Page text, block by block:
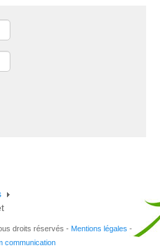
droits réservés - Mentions légales -
communication